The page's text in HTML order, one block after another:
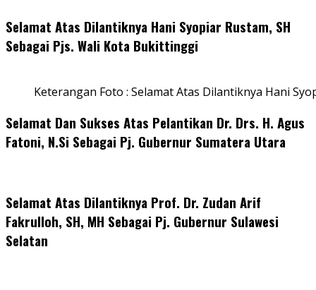
Selamat Atas Dilantiknya Hani Syopiar Rustam, SH
Sebagai Pjs. Wali Kota Bukittinggi
Keterangan Foto : Selamat Atas Dilantiknya Hani
Selamat Dan Sukses Atas Pelantikan Dr. Drs. H. Agus
Fatoni, N.Si Sebagai Pj. Gubernur Sumatera Utara
Selamat Atas Dilantiknya Prof. Dr. Zudan Arif
Fakrulloh, SH, MH Sebagai Pj. Gubernur Sulawesi
Selatan